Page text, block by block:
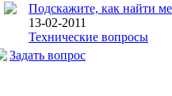
Подскажите, как найти
13-02-2011
Технические вопросы
Задать вопрос